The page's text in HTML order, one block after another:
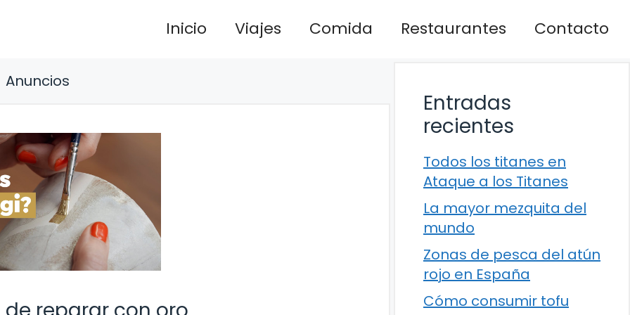
Inicio Viajes Comida Restaurantes Contacto
Anuncios
Entradas
recientes
Todos los titanes en
Ataque a los Titanes
La mayor mezquita del
mundo
Zonas de pesca del atún
rojo en España
Cómo consumir tofu